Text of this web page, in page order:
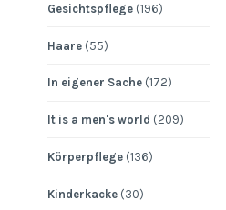
Gesichtspflege(196)
Haare(55)
In eigener Sache(172)
It is a men's world (209)
Körperpflege(136)
Kinderkacke(30)